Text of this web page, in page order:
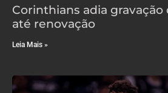
Corinthians adia
até renovação
Leia Mais »